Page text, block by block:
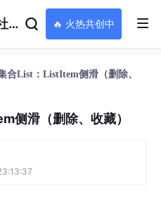
HarmonyOS开发者社区 🔥 火热共创中
合List：ListItem侧滑（删除、
侧滑（删除、收藏）